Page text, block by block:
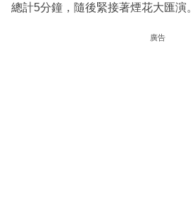
總計5分鐘，隨後緊接著煙花大匯演。
廣告